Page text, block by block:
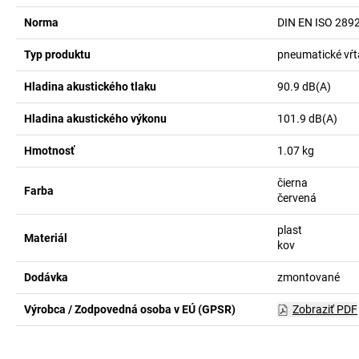
Norma DIN EN ISO
Typ produktu pneumatické
Hladina akustického tlaku 90.9 dB(A)
Hladina akustického výkonu 101.9 dB(A)
Hmotnosť 1.07 kg
Farba
čierna
červená
Materiál
plast
kov
Dodávka zmontované
Výrobca / Zodpovedná osoba v EÚ (GPSR) Zobraziť PDF